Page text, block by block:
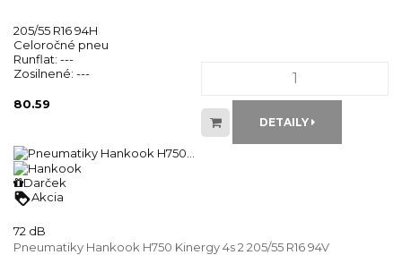
205/55 R16 94H
Celoročné pneu
Runflat: ---
Zosilnené: ---
80.59
DETAILY
Darček
loyaltyAkcia
72 dB
Pneumatiky Hankook H750 Kinergy 4s 2 205/55 R16 94V